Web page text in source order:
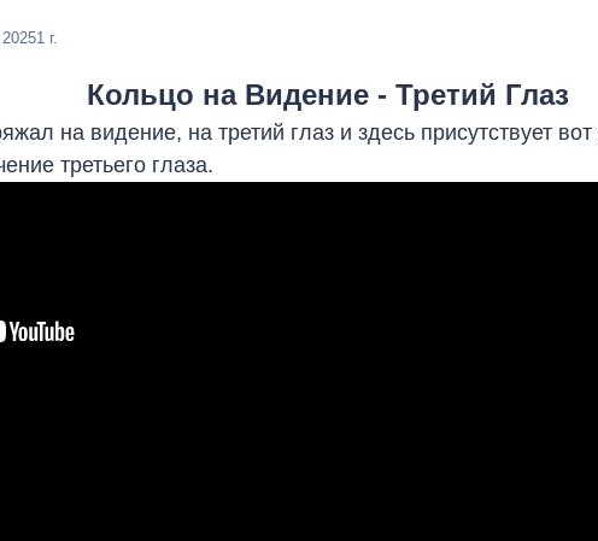
1 г.
Кольцо на Видение - Третий Глаз
на видение, на третий глаз и здесь присутствует
третьего глаза.